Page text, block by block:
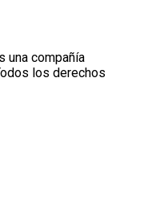
una compañía
los derechos